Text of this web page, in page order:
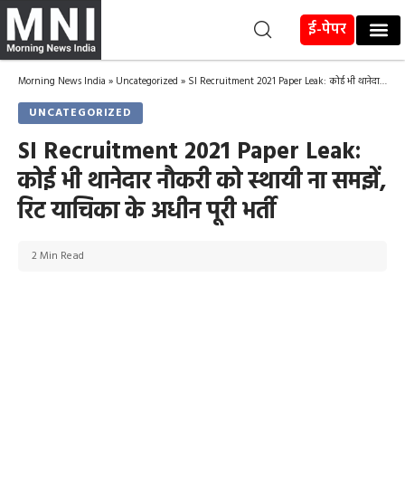
ई-पेपर
Morning News India » Uncategorized » SI Recruitment 2021 Paper Leak: कोई भी थानेदार नौकरी को स्थायी ना समझें, रिट याचिका के अधीन पूरी भर्ती
UNCATEGORIZED
SI Recruitment 2021 Paper Leak:
कोई भी थानेदार नौकरी को स्थायी ना समझें,
रिट याचिका के अधीन पूरी भर्ती
2 Min Read